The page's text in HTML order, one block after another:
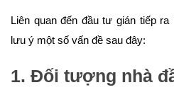
Liên quan đến đầu tư gián tiếp
lưu ý một số vấn đề sau đây:
1. Đối tượng nhà